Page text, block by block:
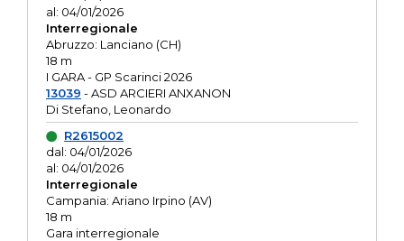
al: 04/01/2026
Interregionale
Abruzzo: Lanciano (CH)
18 m
I GARA - GP Scarinci 2026
13039 - ASD ARCIERI ANXANON
Di Stefano, Leonardo
R2615002
dal: 04/01/2026
al: 04/01/2026
Interregionale
Campania: Ariano Irpino (AV)
18 m
Gara interregionale